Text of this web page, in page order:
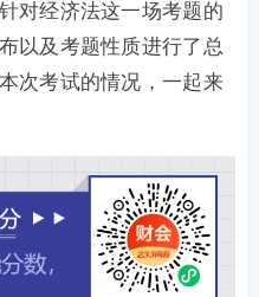
对经济法这一场考题的
以及考题性质进行了总
次考试的情况，一起来